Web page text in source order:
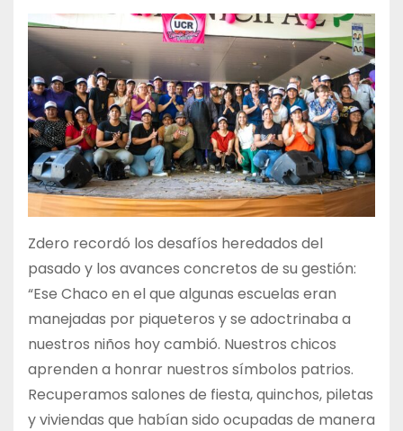
Zdero recordó los desafíos heredados del
pasado y los avances concretos de su gestión:
“Ese Chaco en el que algunas escuelas eran
manejadas por piqueteros y se adoctrinaba a
nuestros niños hoy cambió. Nuestros chicos
aprenden a honrar nuestros símbolos patrios.
Recuperamos salones de fiesta, quinchos, piletas
y viviendas que habían sido ocupadas de manera